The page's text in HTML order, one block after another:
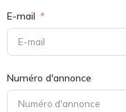
E-mail
Numéro d'annonce